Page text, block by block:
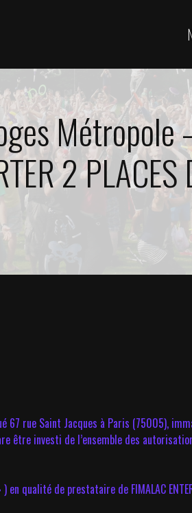
2 PLACES
67 rue Saint Jacques à Paris (75005),
être investi de l’ensemble des
!» ) en qualité de prestataire de FIMALAC